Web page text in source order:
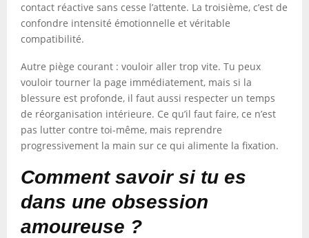
contact réactive sans cesse l’attente. La troisième, c’est de
confondre intensité émotionnelle et véritable
compatibilité.
Autre piège courant : vouloir aller trop vite. Tu peux
vouloir tourner la page immédiatement, mais si la
blessure est profonde, il faut aussi respecter un temps
de réorganisation intérieure. Ce qu’il faut faire, ce n’est
pas lutter contre toi-même, mais reprendre
progressivement la main sur ce qui alimente la fixation.
Comment savoir si tu es
dans une obsession
amoureuse ?